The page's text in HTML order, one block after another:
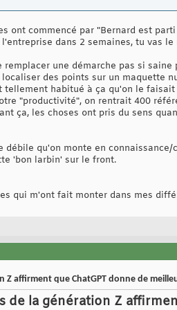
ont commencé par "Bernard est
dans 2 semaines, tu vas le
une démarche pas si
des points sur un maquette
habitué à ça qu'on le faisait
"productivité", on rentrait 400
ça, les choses ont pris du sens
débile qu'on monte en
'bon larbin' sur le front.
qui m'ont fait monter dans mes
Z affirment que ChatGPT donne de
de la génération Z